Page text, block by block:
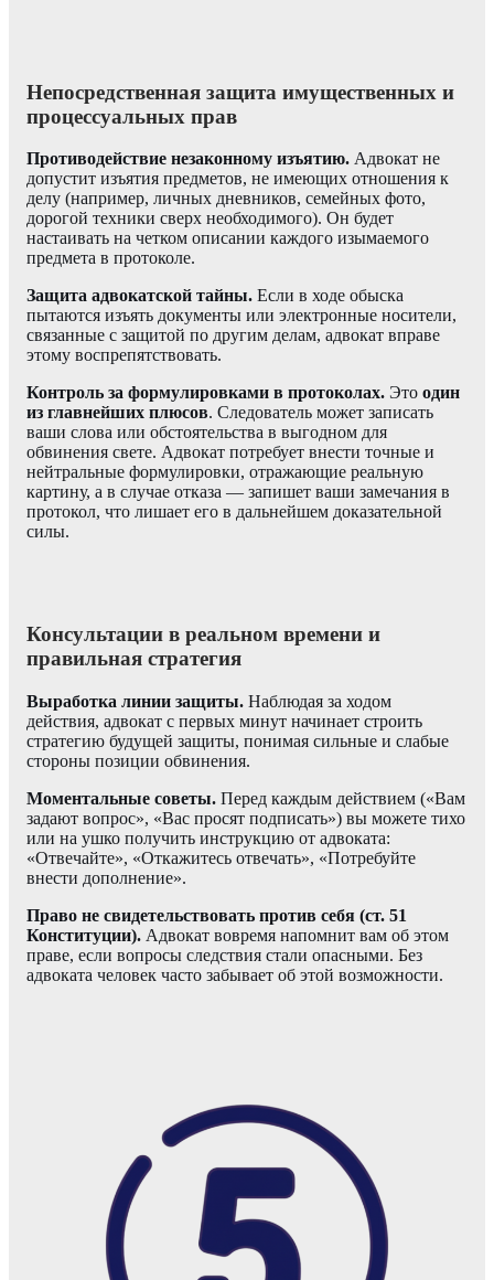
Непосредственная защита имущественных и
процессуальных прав
Противодействие незаконному изъятию. Адвокат не
допустит изъятия предметов, не имеющих отношения к
делу (например, личных дневников, семейных фото,
дорогой техники сверх необходимого). Он будет
настаивать на четком описании каждого изымаемого
предмета в протоколе.
Защита адвокатской тайны. Если в ходе обыска
пытаются изъять документы или электронные носители,
связанные с защитой по другим делам, адвокат вправе
этому воспрепятствовать.
Контроль за формулировками в протоколах. Это один
из главнейших плюсов. Следователь может записать
ваши слова или обстоятельства в выгодном для
обвинения свете. Адвокат потребует внести точные и
нейтральные формулировки, отражающие реальную
картину, а в случае отказа — запишет ваши замечания в
протокол, что лишает его в дальнейшем доказательной
силы.
Консультации в реальном времени и
правильная стратегия
Выработка линии защиты. Наблюдая за ходом
действия, адвокат с первых минут начинает строить
стратегию будущей защиты, понимая сильные и слабые
стороны позиции обвинения.
Моментальные советы. Перед каждым действием («Вам
задают вопрос», «Вас просят подписать») вы можете тихо
или на ушко получить инструкцию от адвоката:
«Отвечайте», «Откажитесь отвечать», «Потребуйте
внести дополнение».
Право не свидетельствовать против себя (ст. 51
Конституции). Адвокат вовремя напомнит вам об этом
праве, если вопросы следствия стали опасными. Без
адвоката человек часто забывает об этой возможности.